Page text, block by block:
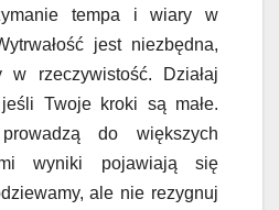
tempa i wiary w
jest niezbędna,
rzeczywistość. Działaj
Twoje kroki są małe.
do większych
wyniki pojawiają się
ale nie rezygnuj